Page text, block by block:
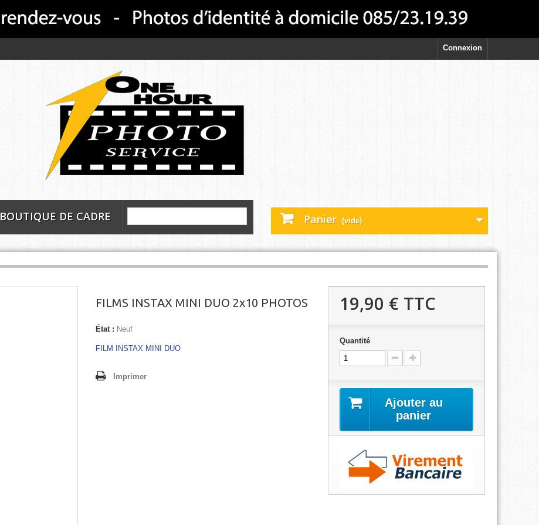
Connexion
BOUTIQUE DE CADRE Panier (vide)
FILMS INSTAX MINI DUO 2x10 PHOTOS
État : Neuf
FILM INSTAX MINI DUO
Imprimer
19,90 € TTC
Quantité
Ajouter au
panier